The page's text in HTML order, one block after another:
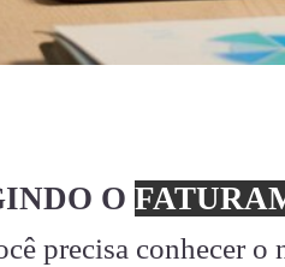
O
precisa conhecer o